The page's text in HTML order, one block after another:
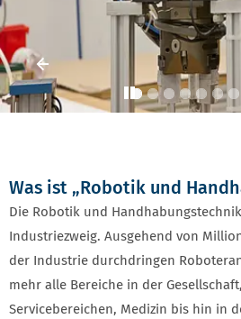
Play
Vorheriges Element
Was ist „Robotik und
Die Robotik und
Industriezweig. Ausgehend von
der Industrie durchdringen
mehr alle Bereiche in der
Servicebereichen, Medizin bis hin in